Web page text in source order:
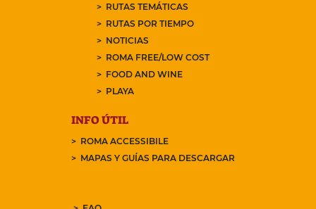
RUTAS TEMÁTICAS
RUTAS POR TIEMPO
NOTICIAS
ROMA FREE/LOW COST
FOOD AND WINE
PLAYA
INFO ÚTIL
ROMA ACCESSIBILE
MAPAS Y GUÍAS PARA DESCARGAR